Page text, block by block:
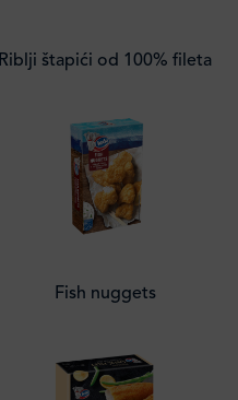
Riblji štapići od 100% fileta
Fish nuggets